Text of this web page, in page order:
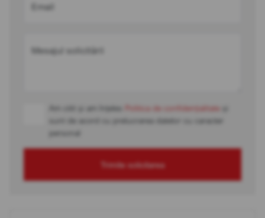
Email
Mesajul solicitării
Am citit și am înțeles Politica de confidențialitate
sunt de acord cu prelucrarea datelor cu caracter
personal
Trimite solicitarea